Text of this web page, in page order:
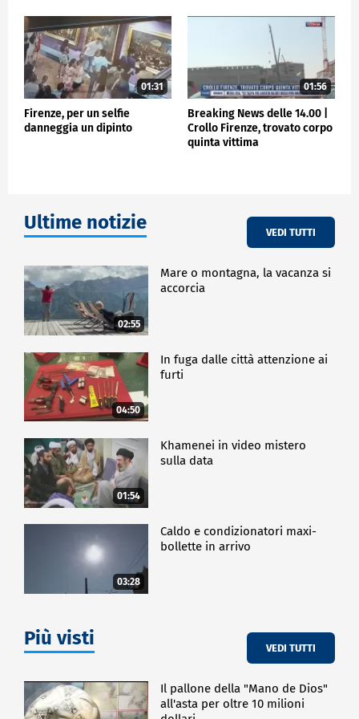
POLITICA
01:31
Firenze, per un selfie
danneggia un dipinto
01:56
Breaking News delle 14.00 |
Crollo Firenze, trovato corpo
quinta vittima
Ultime notizie VEDI TUTTI
02:55
Mare o montagna, la vacanza si
accorcia
04:50
In fuga dalle città attenzione ai
furti
01:54
Khamenei in video mistero
sulla data
03:28
Caldo e condizionatori maxi-
bollette in arrivo
Più visti VEDI TUTTI
Il pallone della "Mano de Dios"
all'asta per oltre 10 milioni